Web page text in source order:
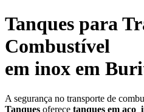
Tanques para
Combustível
em inox em
A segurança no transporte de
Tanques oferece tanques em aço